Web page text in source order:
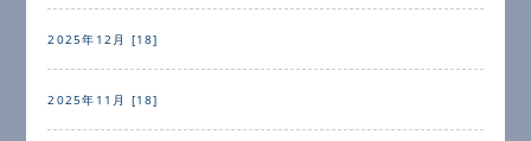
2025年12月 [18]
2025年11月 [18]